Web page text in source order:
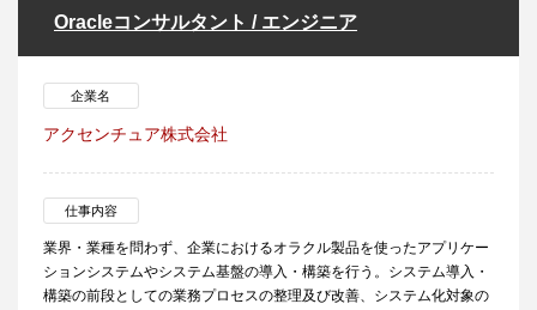
Oracleコンサルタント / エンジニア
企業名
アクセンチュア株式会社
仕事内容
業界・業種を問わず、企業におけるオラクル製品を使ったアプリケー
ションシステムやシステム基盤の導入・構築を行う。システム導入・
構築の前段としての業務プロセスの整理及び改善、システム化対象の